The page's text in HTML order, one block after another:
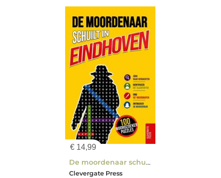
€ 14,99
De moordenaar schuilt in Eindhoven
Clevergate Press